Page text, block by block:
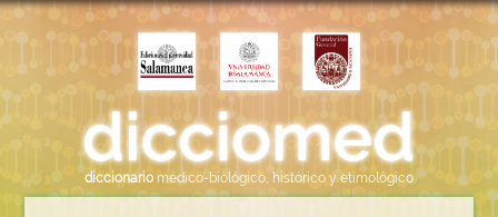
diccionario médico-biológico, histórico y etimológico